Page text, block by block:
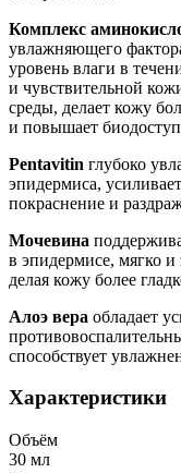
Комплекс
увлажняющего
уровень влаги в
и чувствительной
среды, делает кожу
и повышает
Pentavitin глубоко
эпидермиса,
покраснение и
Мочевина
в эпидермисе, мягко и
делая кожу более
Алоэ вера обладает
способствует
Характеристики
Объём
30 мл